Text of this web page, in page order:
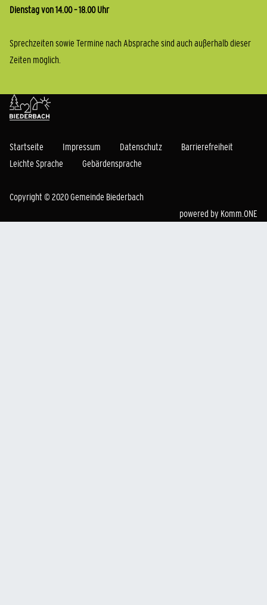
Dienstag von 14.00 – 18.00 Uhr
Sprechzeiten sowie Termine nach Absprache sind auch außerhalb dieser
Zeiten möglich.
Startseite Impressum Datenschutz
Barrierefreiheit
Leichte Sprache
Gebärdensprache
Copyright © 2020 Gemeinde Biederbach
powered by Komm.ONE